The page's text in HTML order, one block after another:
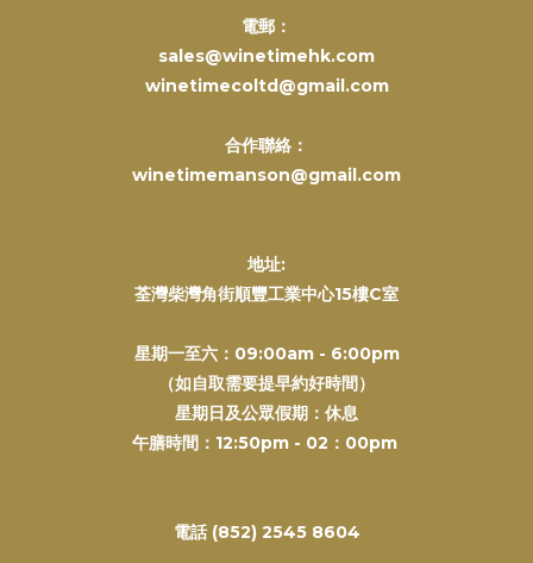
電郵：
sales@winetimehk.com
winetimecoltd@gmail.com
合作聯絡：
winetimemanson@gmail.com
地址:
荃灣柴灣角街順豐工業中心15樓C室
星期一至六：09:00am - 6:00pm
（如自取需要提早約好時間）
星期日及公眾假期：休息
午膳時間：12:50pm - 02：00pm
電話 (852) 2545 8604